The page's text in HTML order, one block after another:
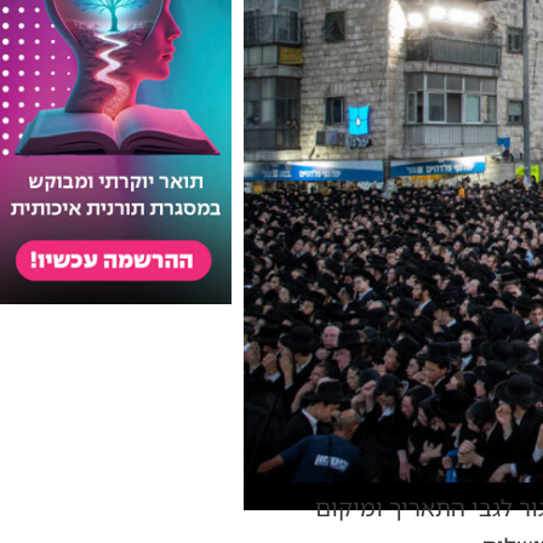
לגבי התאריך ומיקום